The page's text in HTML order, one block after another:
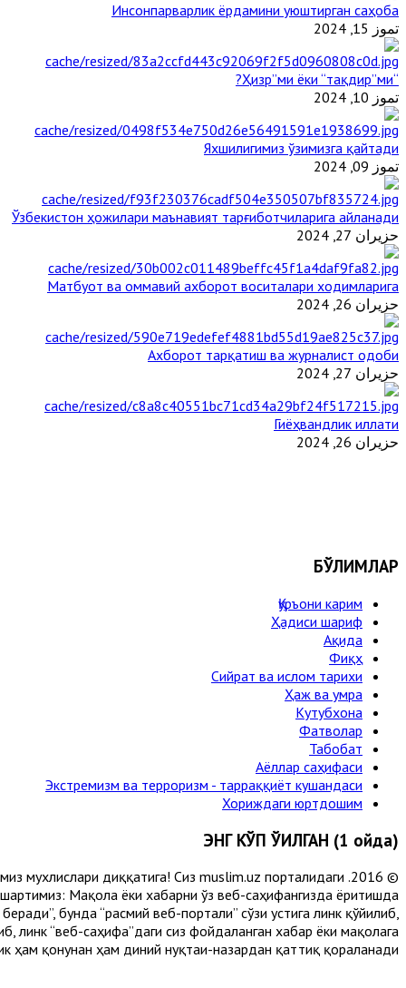
Инсонпарварлик ёрдамини уюштирган саҳоба
تموز 15, 2024
“Ҳизр”ми ёки “тақдир”ми?
تموز 10, 2024
Яхшилигимиз ўзимизга қайтади
تموز 09, 2024
Ўзбекистон ҳожилари маънавият тарғиботчиларига айланади
حزيران 27, 2024
Матбуот ва оммавий ахборот воситалари ходимларига
حزيران 26, 2024
Ахборот тарқатиш ва журналист одоби
حزيران 27, 2024
Гиёҳвандлик иллати
حزيران 26, 2024
БЎЛИМЛАР
Қуръони карим
Ҳадиси шариф
Ақида
Фиқҳ
Сийрат ва ислом тарихи
Ҳаж ва умра
Кутубхона
Фатволар
Табобат
Аёллар саҳифаси
Экстремизм ва терроризм - тарраққиёт кушандаси
Хориждаги юртдошим
ЭНГ КЎП ЎҚИЛГАН (1 ойда)
мухлислари диққатига! Сиз muslim.uz порталидаги
Мақола ёки хабарни ўз веб-саҳифангизда ёритишда
бунда “расмий веб-портали” сўзи устига линк қўйилиб,
линк “веб-саҳифа”даги сиз фойдаланган хабар ёки мақолага
ҳам қонунан ҳам диний нуқтаи-назардан қаттиқ қораланади.